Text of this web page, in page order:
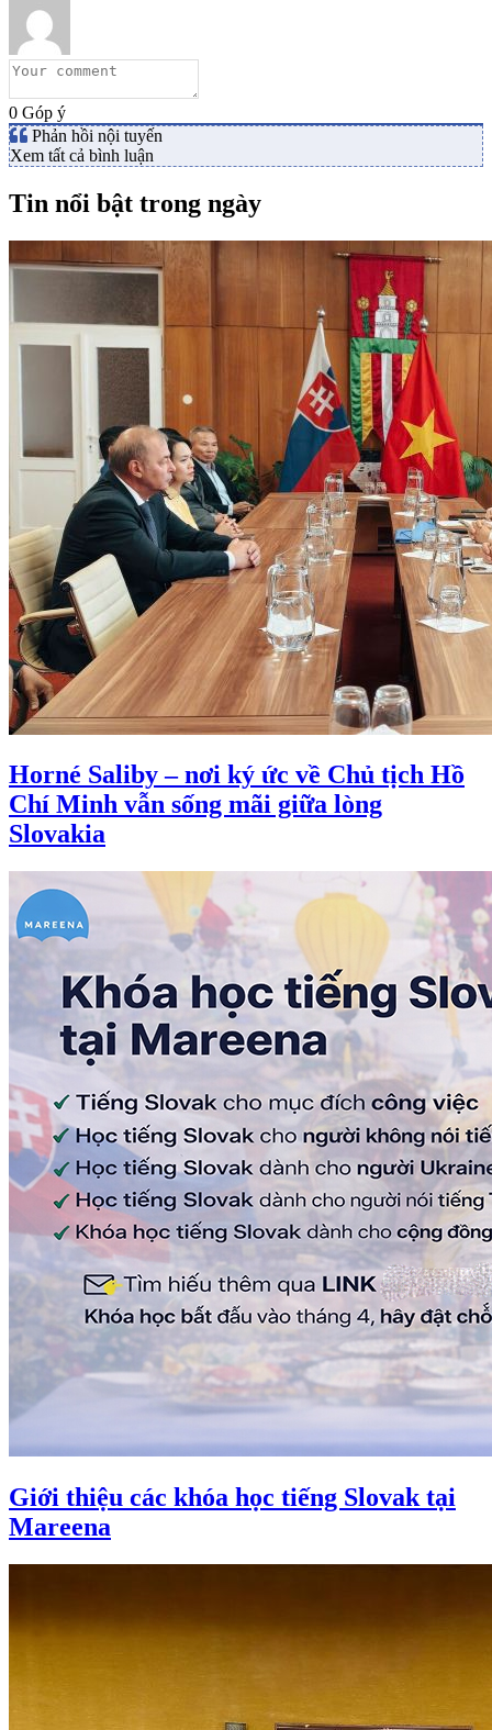
0 Góp ý
Phản hồi nội tuyến
Xem tất cả bình luận
Tin nổi bật trong ngày
Horné Saliby – nơi ký ức về Chủ tịch Hồ
Chí Minh vẫn sống mãi giữa lòng
Slovakia
Giới thiệu các khóa học tiếng Slovak tại
Mareena